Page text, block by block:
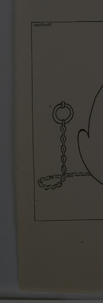
de Autor
ABANCA